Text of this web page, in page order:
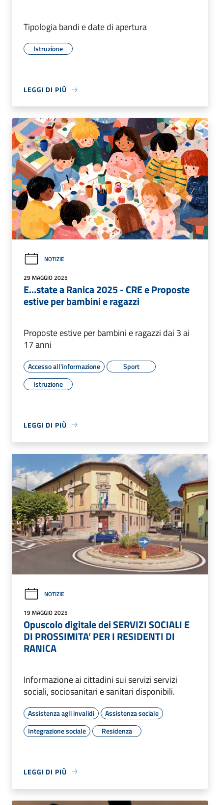
Tipologia bandi e date di apertura
Istruzione
LEGGI DI PIÙ
NOTIZIE
29 MAGGIO 2025
E…state a Ranica 2025 - CRE e Proposte
estive per bambini e ragazzi
Proposte estive per bambini e ragazzi dai 3 ai
17 anni
Accesso all'informazione
Sport
Istruzione
LEGGI DI PIÙ
NOTIZIE
19 MAGGIO 2025
Opuscolo digitale dei SERVIZI SOCIALI E
DI PROSSIMITA’ PER I RESIDENTI DI
RANICA
Informazione ai cittadini sui servizi servizi
sociali, sociosanitari e sanitari disponibili.
Assistenza agli invalidi
Assistenza sociale
Integrazione sociale
Residenza
LEGGI DI PIÙ